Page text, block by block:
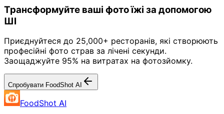
Трансформуйте ваші фото їжі за допомогою
ШІ
Приєднуйтеся до 25,000+ ресторанів, які створюють
професійні фото страв за лічені секунди.
Заощаджуйте 95% на витратах на фотозйомку.
Спробувати FoodShot AI
FoodShot AI